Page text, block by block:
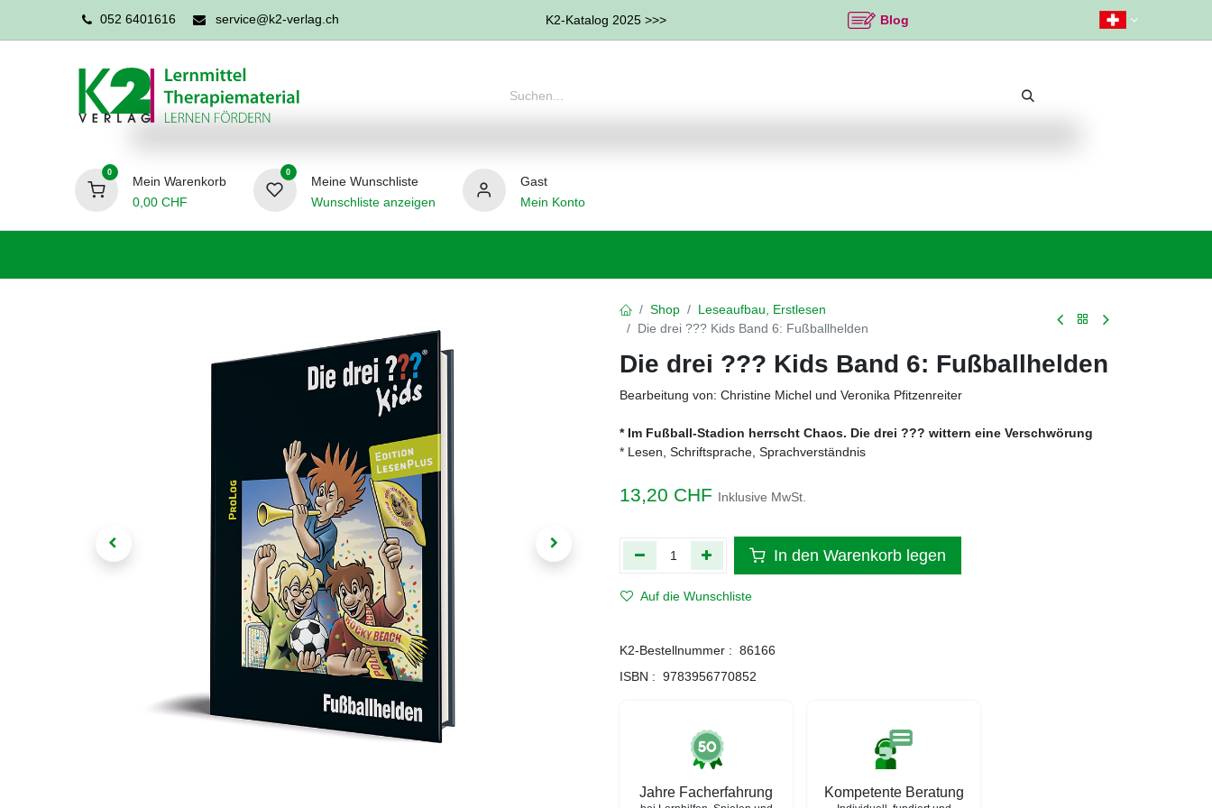
052 6401616 service@k2-verlag.ch K2-Katalog 2025 >>> Blog
0
Mein Warenkorb
0,00CHF
0
Meine Wunschliste
Wunschliste anzeigen
Gast
Mein Konto
Shop
Leseaufbau, Erstlesen
Die drei ??? Kids Band 6: Fußballhelden
Die drei ??? Kids Band 6: Fußballhelden
Bearbeitung von: Christine Michel und Veronika Pfitzenreiter
* Im Fußball-Stadion herrscht Chaos. Die drei ??? wittern eine Verschwörung
* Lesen, Schriftsprache, Sprachverständnis
13,20 CHF Inklusive MwSt.
In den Warenkorb legen
Auf die Wunschliste
K2-Bestellnummer : 86166
ISBN : 9783956770852
Jahre Facherfahrung Kompetente Beratung